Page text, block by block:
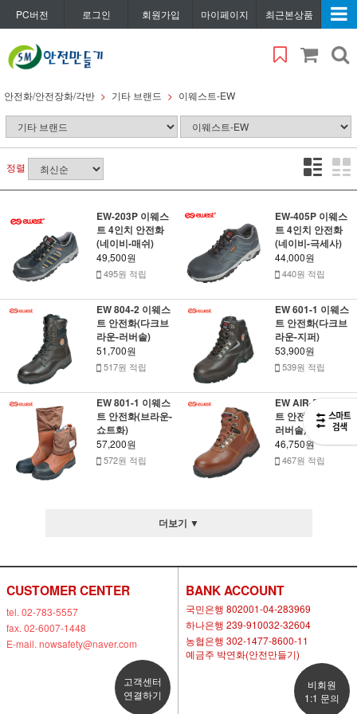
PC버전 로그인 회원가입 마이페이지 최근본상품
안전화/안전장화/각반 기타 브랜드 이웨스트-EW
정렬
EW-203P 이웨스
트 4인치 안전화
(네이비-매쉬)
49,500원
495원 적립
EW-405P 이웨스
트 4인치 안전화
(네이비-극세사)
44,000원
440원 적립
EW 804-2 이웨스
트 안전화(다크브
라운-러버솔)
51,700원
517원 적립
EW 601-1 이웨스
트 안전화(다크브
라운-지퍼)
53,900원
539원 적립
EW 801-1 이웨스
트 안전화(브라운-
쇼트화)
57,200원
572원 적립
EW AIR-5 이웨스
트 안전화(브라운-
러버솔)
46,750원
467원 적립
더보기 ▼
CUSTOMER CENTER
tel. 02-783-5557
fax. 02-6007-1448
E-mail. nowsafety@naver.com
고객센터
연결하기
BANK ACCOUNT
국민은행 802001-04-283969
하나은행 239-910032-32604
농협은행 302-1477-8600-11
예금주 박연화(안전만들기)
비회원
1:1 문의